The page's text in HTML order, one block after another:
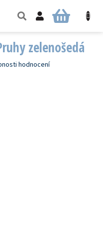
NÁKUPNÍ
zelenošedá
hodnocení